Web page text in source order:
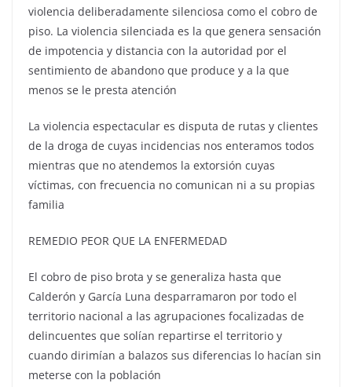
violencia deliberadamente silenciosa como el cobro de
piso. La violencia silenciada es la que genera sensación
de impotencia y distancia con la autoridad por el
sentimiento de abandono que produce y a la que
menos se le presta atención
La violencia espectacular es disputa de rutas y clientes
de la droga de cuyas incidencias nos enteramos todos
mientras que no atendemos la extorsión cuyas
víctimas, con frecuencia no comunican ni a su propias
familia
REMEDIO PEOR QUE LA ENFERMEDAD
El cobro de piso brota y se generaliza hasta que
Calderón y García Luna desparramaron por todo el
territorio nacional a las agrupaciones focalizadas de
delincuentes que solían repartirse el territorio y
cuando dirimían a balazos sus diferencias lo hacían sin
meterse con la población